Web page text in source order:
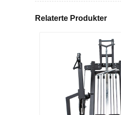
Relaterte Produkter